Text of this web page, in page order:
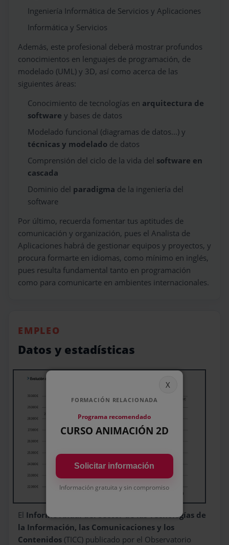
Ingeniería Informática de Servicios y Aplicaciones
Informática y Servicios
Además, este profesional deberá mostrar profundos
conocimientos en lenguajes de programación, de
modelado (UML) y 3D, así como acerca de las
siguientes áreas:
Conocimiento de tecnologías en arquitectura de
softwarey bases de datos
Modelado funcional (diagramas de datos...) y
técnicas y modelado de datos
Comprensión del ciclo de la vida del software en
cascada
Dominio del paradigma de la ingeniería del
software
Por último, recuerda fomentar tus aptitudes de
comunicación y organización, pues el Analista de
Aplicaciones habrá de gestionar equipos y proyectos, y
procura formarte en idiomas, como mínimo en inglés,
pues resulta fundamental tanto en programación
como para comunicarte en ambientes internacionales.
EMPLEO
Datos y estadísticas
El Informe Anual del Sector de las Tecnologías de
la Información, las Comunicaciones y los
Contenidos (TICC) publicado por el Observatorio
FORMACIÓN RELACIONADA
Programa recomendado
CURSO ANIMACIÓN 2D
Solicitar información
Información gratuita y sin compromiso